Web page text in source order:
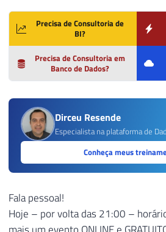
Precisa de Consultoria de
BI?
Precisa de Consultoria em
Banco de Dados?
Dirceu Resende
Especialista na plataforma de
Conheça meus
Fala pessoal!
Hoje – por volta das 21:00 –